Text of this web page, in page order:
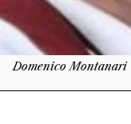
Domenico Montanari